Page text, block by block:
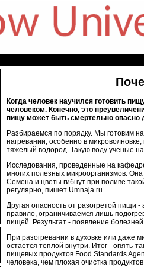
Когда человек научился готовить
человеком. Конечно, это
пищу может быть смертельно опасно
Разбираемся по порядку. Мы готовим
нагревании, особенно в
тяжелый водород. Такую воду ученые
Исследования, проведенные на
многих полезных микроорганизмов.
Семена и цветы гибнут при поливе
регулярно, пишет Umnaja.ru.
Другая опасность от разогретой пищи
правило, ограничиваемся лишь
пищей. Результат - появление
При разогревании в духовке или даже
остается теплой внутри. Итог - опять-
пищевых продуктов Food Standards
человека, чем плохая очистка